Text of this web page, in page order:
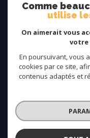
Nos honoraires
Cookies
© 2026 | Tous droits
Comme
utilise
On aimerait vous
votre
En poursuivant, vous
cookies par ce site,
contenus adaptés et